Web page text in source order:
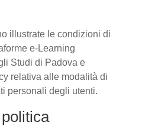
illustrate le condizioni di
e-Learning
Studi di Padova e
relativa alle modalità di
personali degli utenti.